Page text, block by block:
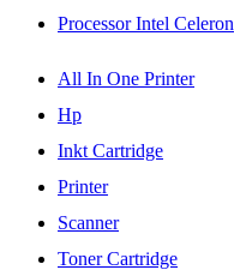
Processor Intel Celeron
All In One Printer
Hp
Inkt Cartridge
Printer
Scanner
Toner Cartridge